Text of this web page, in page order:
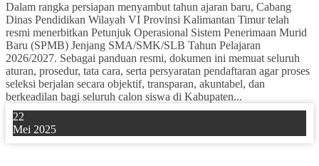
Dalam rangka persiapan menyambut tahun ajaran baru, Cabang
Dinas Pendidikan Wilayah VI Provinsi Kalimantan Timur telah
resmi menerbitkan Petunjuk Operasional Sistem Penerimaan Murid
Baru (SPMB) Jenjang SMA/SMK/SLB Tahun Pelajaran
2026/2027. Sebagai panduan resmi, dokumen ini memuat seluruh
aturan, prosedur, tata cara, serta persyaratan pendaftaran agar proses
seleksi berjalan secara objektif, transparan, akuntabel, dan
berkeadilan bagi seluruh calon siswa di Kabupaten...
22
Mei 2025